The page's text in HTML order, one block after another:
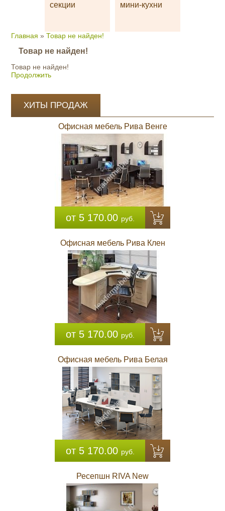
секции
мини-кухни
Главная » Товар не найден!
Товар не найден!
Товар не найден!
Продолжить
ХИТЫ ПРОДАЖ
Офисная мебель Рива Венге
от 5 170.00 руб.
Офисная мебель Рива Клен
от 5 170.00 руб.
Офисная мебель Рива Белая
от 5 170.00 руб.
Ресепшн RIVA New